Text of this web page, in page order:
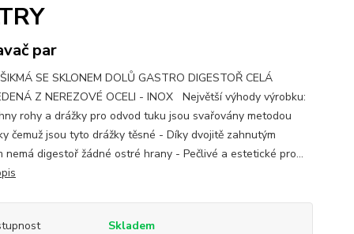
par
SE SKLONEM DOLŮ GASTRO DIGESTOŘ CELÁ
Z NEREZOVÉ OCELI - INOX Největší výhody výrobku:
rohy a drážky pro odvod tuku jsou svařovány metodou
čemuž jsou tyto drážky těsné - Díky dvojitě zahnutým
nemá digestoř žádné ostré hrany - Pečlivé a estetické pro...
Skladem